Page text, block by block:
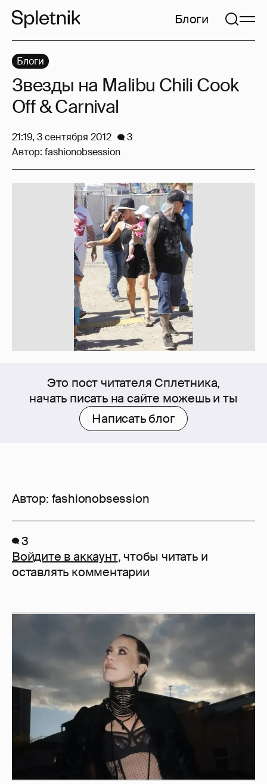
Блоги
Это пост читателя Сплетника,
начать писать на сайте можешь и ты
Написать блог
Автор: fashionobsession
Блоги
Звезды на Malibu Chili Cook
Off & Carnival
21:19, 3 сентября 2012
3
Автор: fashionobsession
3
Войдите в аккаунт, чтобы читать и
оставлять комментарии